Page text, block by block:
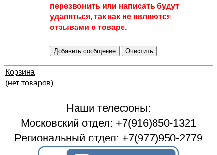
перезвонить или написать будут
удаляться, так как не являются
отзывами о товаре.
Корзина
(нет товаров)
Наши телефоны:
Московский отдел: +7(916)850-1321
Региональный отдел: +7(977)950-2779